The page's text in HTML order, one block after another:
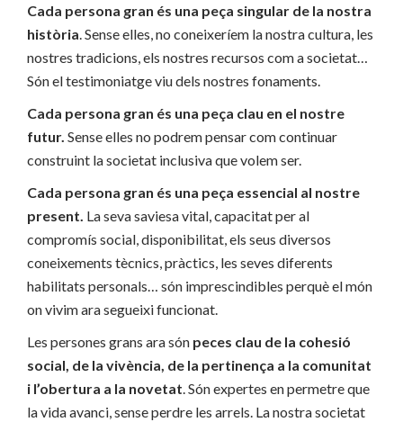
Cada persona gran és una peça singular de la nostra
història. Sense elles, no coneixeríem la nostra cultura, les
nostres tradicions, els nostres recursos com a societat…
Són el testimoniatge viu dels nostres fonaments.
Cada persona gran és una peça clau en el nostre
futur. Sense elles no podrem pensar com continuar
construint la societat inclusiva que volem ser.
Cada persona gran és una peça essencial al nostre
present. La seva saviesa vital, capacitat per al
compromís social, disponibilitat, els seus diversos
coneixements tècnics, pràctics, les seves diferents
habilitats personals… són imprescindibles perquè el món
on vivim ara segueixi funcionat.
Les persones grans ara són peces clau de la cohesió
social, de la vivència, de la pertinença a la comunitat
i l’obertura a la novetat. Són expertes en permetre que
la vida avanci, sense perdre les arrels. La nostra societat